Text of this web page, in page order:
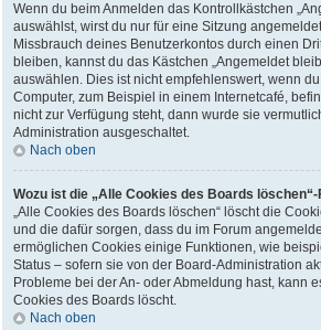
Wenn du beim Anmelden das Kontrollkästchen
auswählst, wirst du nur für eine Sitzung
Missbrauch deines Benutzerkontos durch einen
bleiben, kannst du das Kästchen „Angemeldet
auswählen. Dies ist nicht empfehlenswert, wenn
Computer, zum Beispiel in einem Internetcafé,
nicht zur Verfügung steht, dann wurde sie
Administration ausgeschaltet.
Nach oben
Wozu ist die „Alle Cookies des Boards
„Alle Cookies des Boards löschen“ löscht die
und die dafür sorgen, dass du im Forum
ermöglichen Cookies einige Funktionen, wie
Status – sofern sie von der Board-Administration
Probleme bei der An- oder Abmeldung hast, kann
Cookies des Boards löscht.
Nach oben